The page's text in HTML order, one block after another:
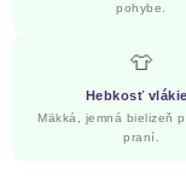
pohybe.
👕
Hebkosť
Mäkká, jemná bielizeň
praní.